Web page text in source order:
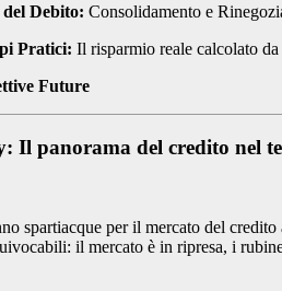
del Debito: Consolidamento e
Pratici: Il risparmio reale calcolato
Future
Il panorama del credito nel
spartiacque per il mercato del
il mercato è in ripresa, i